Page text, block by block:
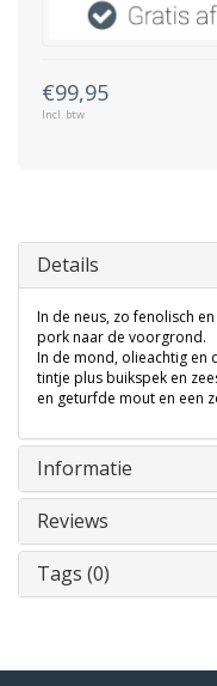
€99,95
Incl. btw
Details
In de neus, zo fenolisch
pork naar de voorgrond.
In de mond, olieachtig en
tintje plus buikspek en
en geturfde mout en een
Informatie
Reviews
Tags (0)